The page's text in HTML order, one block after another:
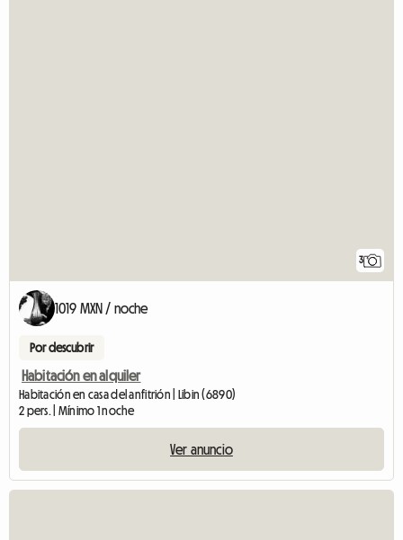
3
1019 MXN / noche
Por descubrir
Habitación en alquiler
Habitación en casa del anfitrión | Libin (6890)
2 pers. | Mínimo 1 noche
Ver anuncio